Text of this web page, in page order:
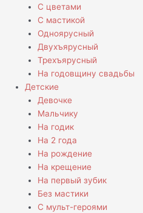
С цветами
С мастикой
Одноярусный
Двухъярусный
Трехъярусный
На годовщину свадьбы
Детские
Девочке
Мальчику
На годик
На 2 года
На рождение
На крещение
На первый зубик
Без мастики
С мульт-героями